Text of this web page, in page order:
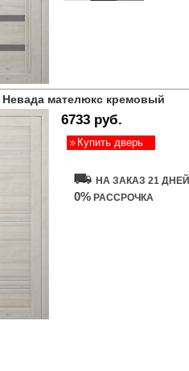
мателюкс кремовый
6733 руб.
Купить дверь
НА ЗАКАЗ 21 ДНЕЙ
0% РАССРОЧКА